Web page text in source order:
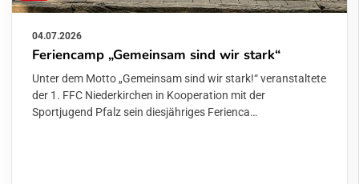
04.07.2026
Feriencamp „Gemeinsam sind wir stark“
Unter dem Motto „Gemeinsam sind wir stark!“ veranstaltete
der 1. FFC Niederkirchen in Kooperation mit der
Sportjugend Pfalz sein diesjähriges Ferienca…